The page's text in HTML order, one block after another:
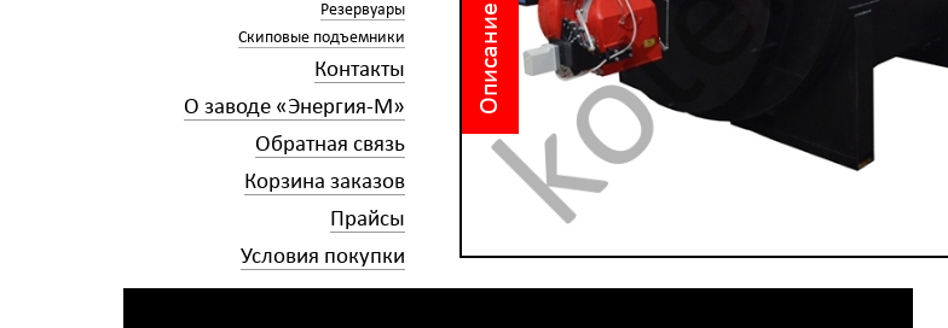
Резервуары
Скиповые подъемники
Контакты
О заводе «Энергия-М»
Обратная связь
Корзина заказов
Прайсы
Условия покупки
Описание